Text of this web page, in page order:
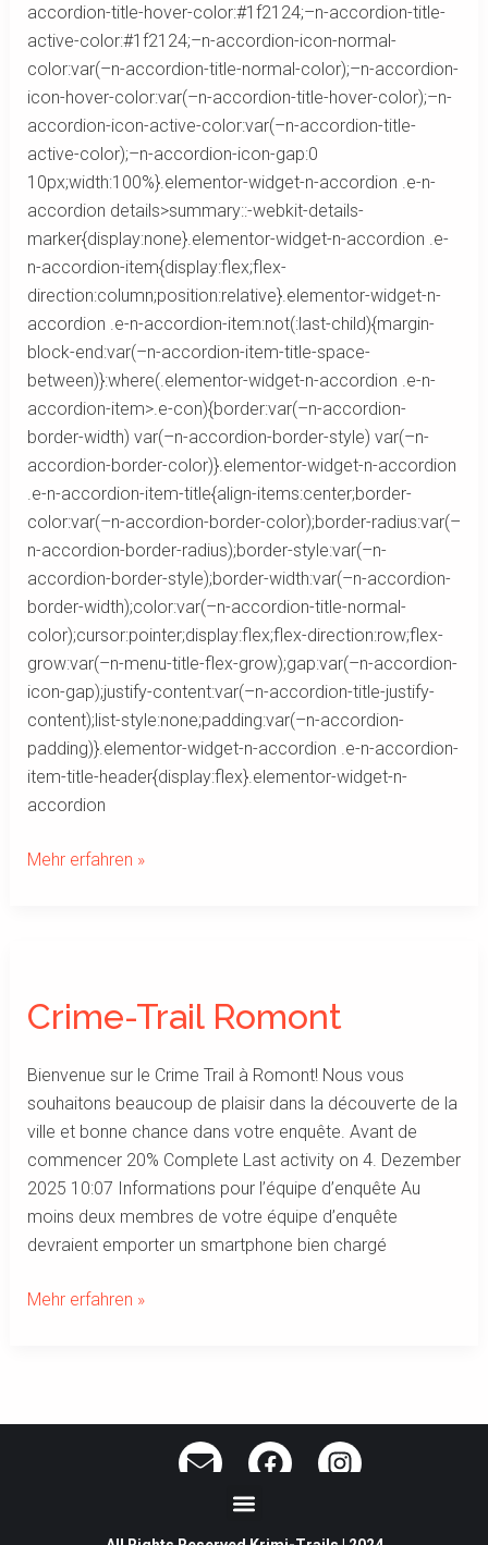
accordion-title-hover-color:#1f2124;–n-accordion-title-
active-color:#1f2124;–n-accordion-icon-normal-
color:var(–n-accordion-title-normal-color);–n-accordion-
icon-hover-color:var(–n-accordion-title-hover-color);–n-
accordion-icon-active-color:var(–n-accordion-title-
active-color);–n-accordion-icon-gap:0
10px;width:100%}.elementor-widget-n-accordion .e-n-
accordion details>summary::-webkit-details-
marker{display:none}.elementor-widget-n-accordion .e-
n-accordion-item{display:flex;flex-
direction:column;position:relative}.elementor-widget-n-
accordion .e-n-accordion-item:not(:last-child){margin-
block-end:var(–n-accordion-item-title-space-
between)}:where(.elementor-widget-n-accordion .e-n-
accordion-item>.e-con){border:var(–n-accordion-
border-width) var(–n-accordion-border-style) var(–n-
accordion-border-color)}.elementor-widget-n-accordion
.e-n-accordion-item-title{align-items:center;border-
color:var(–n-accordion-border-color);border-radius:var(–
n-accordion-border-radius);border-style:var(–n-
accordion-border-style);border-width:var(–n-accordion-
border-width);color:var(–n-accordion-title-normal-
color);cursor:pointer;display:flex;flex-direction:row;flex-
grow:var(–n-menu-title-flex-grow);gap:var(–n-accordion-
icon-gap);justify-content:var(–n-accordion-title-justify-
content);list-style:none;padding:var(–n-accordion-
padding)}.elementor-widget-n-accordion .e-n-accordion-
item-title-header{display:flex}.elementor-widget-n-
accordion
Mehr erfahren »
Crime-Trail Romont
Bienvenue sur le Crime Trail à Romont! Nous vous
souhaitons beaucoup de plaisir dans la découverte de la
ville et bonne chance dans votre enquête. Avant de
commencer 20% Complete Last activity on 4. Dezember
2025 10:07 Informations pour l’équipe d’enquête Au
moins deux membres de votre équipe d’enquête
devraient emporter un smartphone bien chargé
Romont
Mehr erfahren »
E
n
F
a
e
I
n
t
Menu